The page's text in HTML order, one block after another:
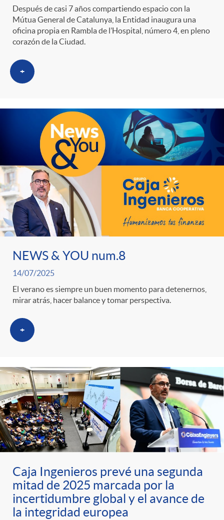
r
o
t
e
g
o
r
i
s
n
i
d
o
s
Después de casi 7 años compartiendo espacio con la
Mútua General de Catalunya, la Entidad inaugura una
oficina propia en Rambla de l’Hospital, número 4, en pleno
corazón de la Ciudad.
+
NEWS & YOU num.8
14/07/2025
El verano es siempre un buen momento para detenernos,
mirar atrás, hacer balance y tomar perspectiva.
+
Caja Ingenieros prevé una segunda
mitad de 2025 marcada por la
incertidumbre global y el avance de
la integridad europea